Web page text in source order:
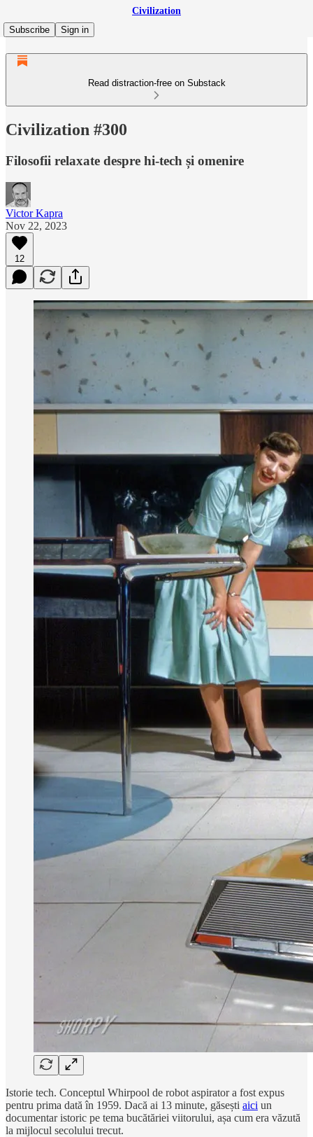
Civilization
Subscribe
Sign in
Read distraction-free on Substack
Civilization #300
Filosofii relaxate despre hi-tech și omenire
Victor Kapra
Nov 22, 2023
12
Istorie tech. Conceptul Whirpool de robot aspirator a fost expus
pentru prima dată în 1959. Dacă ai 13 minute, găsești aici un
documentar istoric pe tema bucătăriei viitorului, așa cum era văzută
la mijlocul secolului trecut.